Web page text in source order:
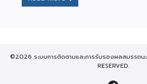
©2026 ระบบการติดตามและการรับรองผลสมรรถน
RESERVED.